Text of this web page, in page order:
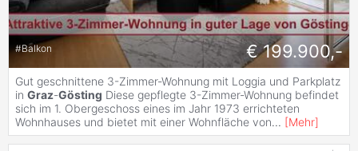
#Balkon € 199.900,-
Gut geschnittene 3-Zimmer-Wohnung mit Loggia und Parkplatz
in Graz-Gösting Diese gepflegte 3-Zimmer-Wohnung befindet
sich im 1. Obergeschoss eines im Jahr 1973 errichteten
Wohnhauses und bietet mit einer Wohnfläche von... [Mehr]